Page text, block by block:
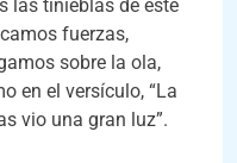
las tinieblas de este
fuerzas,
sobre la ola,
en el versículo, “La
vio una gran luz”.